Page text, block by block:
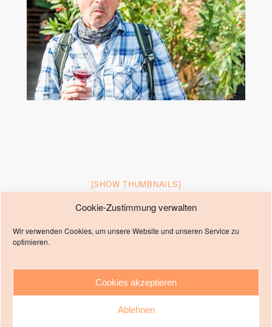
Cookie-Zustimmung verwalten
Wir verwenden Cookies, um unsere Website und unseren Service zu
optimieren.
Cookies akzeptieren
Ablehnen
[SHOW THUMBNAILS]
Zum Seitenanfang